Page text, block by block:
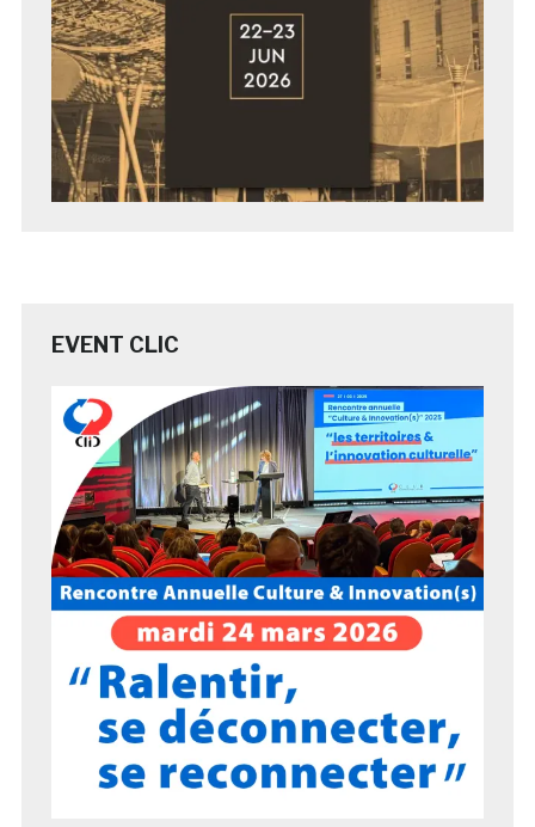
EVENT CLIC